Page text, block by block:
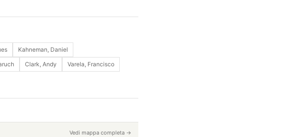
Kahneman, Daniel
Clark, Andy
Varela, Francisco
Vedi mappa completa →